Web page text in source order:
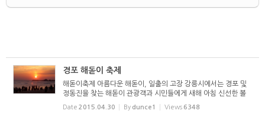
경포 해돋이 축제
해돋이축제 아름다운 해돋이, 일출의 고장 강릉시에서는 경포 및
정동진을 찾는 해돋이 관광객과 시민들에게 새해 아침 신선한 볼
거리를 제공하기 위해 1998년 1월 1일 처음으로 "해돋이행사"를
개최하였고, 매년 12월 31일부터 1월 1일까지 해...
Date 2015.04.30 By dunce1 Views 6348